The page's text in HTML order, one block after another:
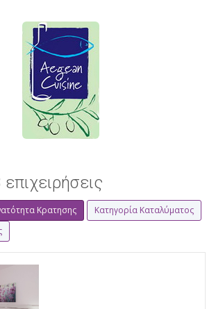
Κρατησης
Κατηγορία Καταλύματος